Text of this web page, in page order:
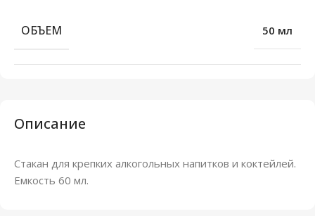
Описание
Стакан для крепких алкогольных напитков и коктейлей.
Емкость 60 мл.
ОБЪЕМ 50 мл